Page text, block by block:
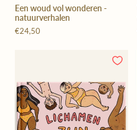
Een woud vol wonderen -
natuurverhalen
€24,50